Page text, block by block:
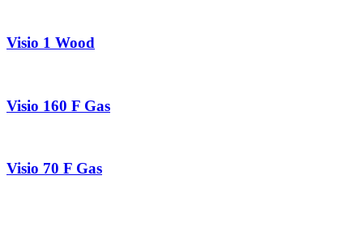
Visio 1 Wood
Visio 160 F Gas
Visio 70 F Gas